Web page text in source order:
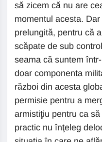
să zicem că nu are
momentul acesta.
prelungită, pentru că
scăpate de sub
seama că suntem
doar componenta
război din acesta
permisie pentru a
armistiţiu pentru ca
practic nu înţeleg